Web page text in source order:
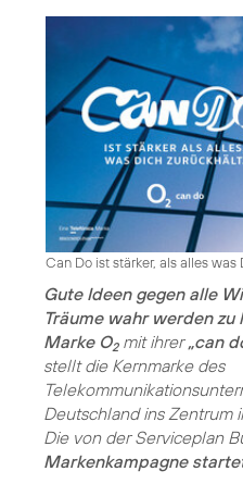
Can Do ist stärker, als alles was
Gute Ideen gegen alle
Träume wahr werden zu
Marke O2mit ihrer„can
stellt die Kernmarke des
Deutschland ins Zentrum
Die von der Serviceplan
Markenkampagne